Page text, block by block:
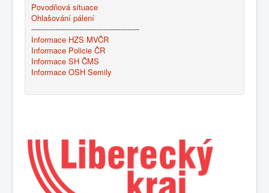
Povodňová situace
Ohlašování pálení
---------------------------------------------
Informace HZS MVČR
Informace Policie ČR
Informace SH ČMS
Informace OSH Semily